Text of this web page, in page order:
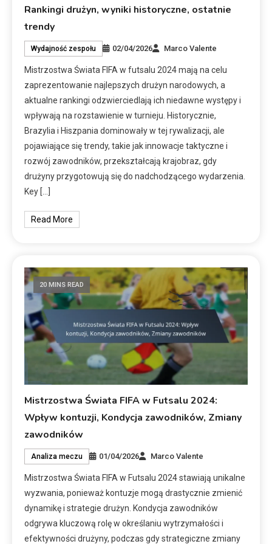
Rankingi drużyn, wyniki historyczne, ostatnie
trendy
Wydajność zespołu 02/04/2026 Marco Valente
Mistrzostwa Świata FIFA w futsalu 2024 mają na celu
zaprezentowanie najlepszych drużyn narodowych, a
aktualne rankingi odzwierciedlają ich niedawne występy i
wpływają na rozstawienie w turnieju. Historycznie,
Brazylia i Hiszpania dominowały w tej rywalizacji, ale
pojawiające się trendy, takie jak innowacje taktyczne i
rozwój zawodników, przekształcają krajobraz, gdy
drużyny przygotowują się do nadchodzącego wydarzenia.
Key […]
Read More
20 MINS READ
Mistrzostwa Świata FIFA w Futsalu 2024:
Wpływ kontuzji, Kondycja zawodników, Zmiany
zawodników
Analiza meczu 01/04/2026 Marco Valente
Mistrzostwa Świata FIFA w Futsalu 2024 stawiają unikalne
wyzwania, ponieważ kontuzje mogą drastycznie zmienić
dynamikę i strategie drużyn. Kondycja zawodników
odgrywa kluczową rolę w określaniu wytrzymałości i
efektywności drużyny, podczas gdy strategiczne zmiany